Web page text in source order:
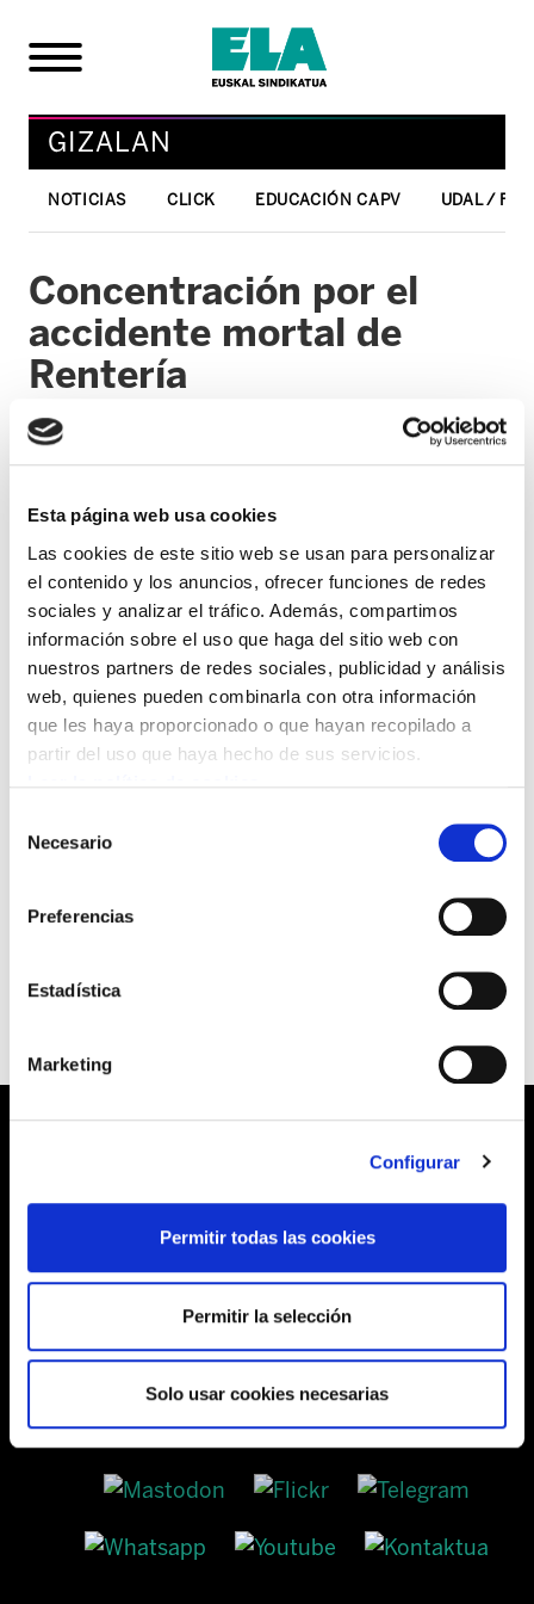
Esta página web usa cookies
Las cookies de este sitio web se usan para personalizar
el contenido y los anuncios, ofrecer funciones de redes
sociales y analizar el tráfico. Además, compartimos
información sobre el uso que haga del sitio web con
nuestros partners de redes sociales, publicidad y análisis
web, quienes pueden combinarla con otra información
que les haya proporcionado o que hayan recopilado a
partir del uso que haya hecho de sus servicios.
Necesario
Preferencias
Estadística
Marketing
Configurar
Permitir todas las cookies
Permitir la selección
Solo usar cookies necesarias
GIZALAN
NOTICIAS CLICK EDUCACIÓN CAPV UDAL /
Concentración por el
accidente mortal de
Rentería
25/01/2005
Mañana, miércoles, 26 de enero, a las once y
media de la mañana, tendrá lugar una
concentración convocada por los sindicatos
ELA, LAB, ESK y STEE-EILAS, en protesta por el
accidente laboral mortal ocurrido ayer en
Renteria.En concreto, la concentración se
llevará a cabo en el Barrio Iztieta de Renteria,
El ocurrido ayer es el octavo accidente mortal
de enero y cuarto en el sector de la
Barrainkua, 13 48009 BILBO
Tel:944 03 77 00
SEDES